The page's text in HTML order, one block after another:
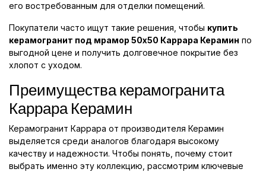
его востребованным для отделки помещений.
Покупатели часто ищут такие решения, чтобы купить
керамогранит под мрамор 50x50 Каррара Керамин по
выгодной цене и получить долговечное покрытие без
хлопот с уходом.
Преимущества керамогранита
Каррара Керамин
Керамогранит Каррара от производителя Керамин
выделяется среди аналогов благодаря высокому
качеству и надежности. Чтобы понять, почему стоит
выбрать именно эту коллекцию, рассмотрим ключевые